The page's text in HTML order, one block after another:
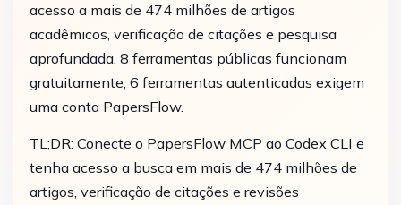
acesso a mais de 474 milhões de artigos
acadêmicos, verificação de citações e pesquisa
aprofundada. 8 ferramentas públicas funcionam
gratuitamente; 6 ferramentas autenticadas exigem
uma conta PapersFlow.
TL;DR: Conecte o PapersFlow MCP ao Codex CLI e
tenha acesso a busca em mais de 474 milhões de
artigos, verificação de citações e revisões